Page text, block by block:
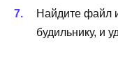
Найдите файл
будильнику, и